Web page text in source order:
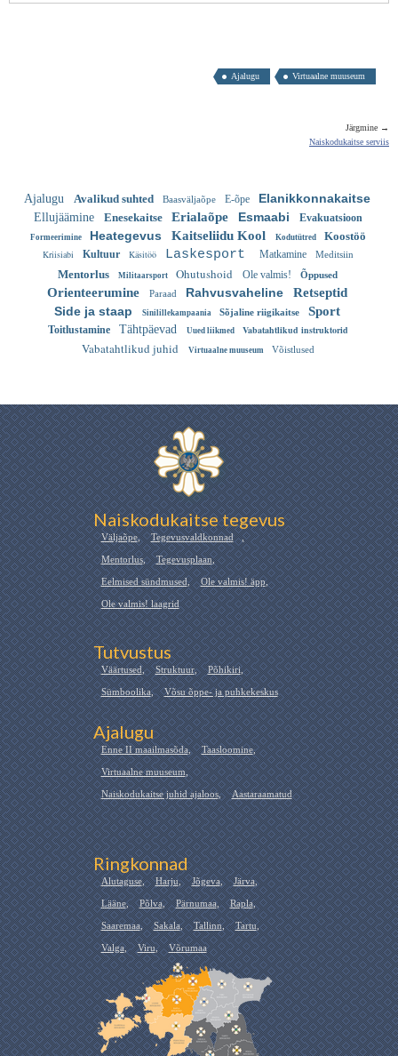
Ajalugu Virtuaalne muuseum
Järgmine →
Naiskodukaitse serviis
Ajalugu Avalikud suhted Baasväljaõpe E-õpe Elanikkonnakaitse
Ellujäämine Enesekaitse Erialaõpe Esmaabi Evakuatsioon
Formeerimine Heategevus Kaitseliidu Kool Kodutütred Koostöö
Kriisiabi Kultuur Käsitöö Laskesport Matkamine Meditsiin
Mentorlus Militaarsport Ohutushoid Ole valmis! Õppused
Orienteerumine Paraad Rahvusvaheline
Retseptid
Side ja staap
Sinilillekampaania Sõjaline riigikaitse Sport
Toitlustamine Tähtpäevad Uued liikmed Vabatahtlikud instruktorid
Vabatahtlikud juhid Virtuaalne muuseum Võistlused
Naiskodukaitse tegevus
Väljaõpe, Tegevusvaldkonnad ,
Mentorlus, Tegevusplaan,
Eelmised sündmused, Ole valmis! äpp,
Ole valmis! laagrid
Tutvustus
Väärtused, Struktuur, Põhikiri,
Sümboolika, Võsu õppe- ja puhkekeskus
Ajalugu
Enne II maailmasõda, Taasloomine,
Virtuaalne muuseum,
Naiskodukaitse juhid ajaloos, Aastaraamatud
Ringkonnad
Alutaguse, Harju, Jõgeva, Järva,
Lääne, Põlva, Pärnumaa, Rapla,
Saaremaa, Sakala, Tallinn, Tartu,
Valga, Viru, Võrumaa